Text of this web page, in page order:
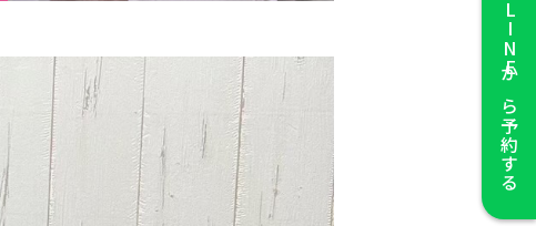
LINE
から予約する